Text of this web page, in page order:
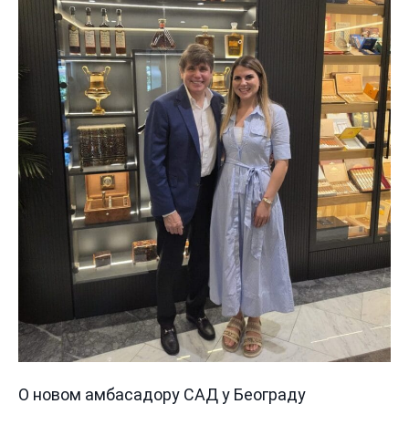
О новом амбасадору САД у Београду